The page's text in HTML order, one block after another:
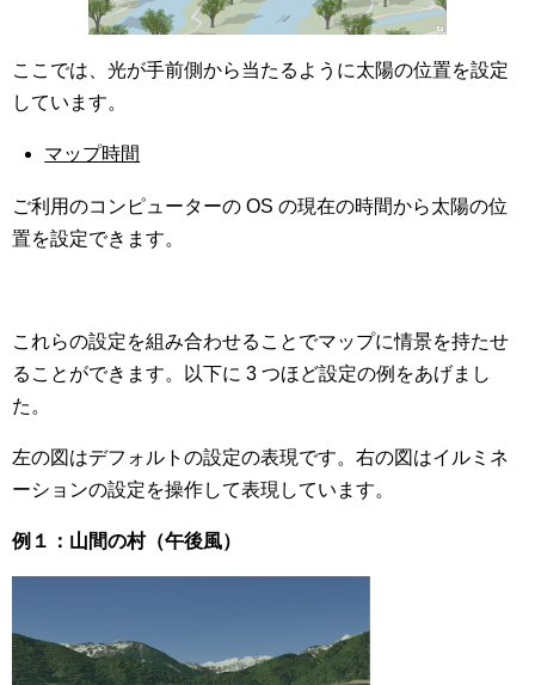
ここでは、光が手前側から当たるように太陽の位置を設定
しています。
マップ時間
ご利用のコンピューターの OS の現在の時間から太陽の位
置を設定できます。
これらの設定を組み合わせることでマップに情景を持たせ
ることができます。以下に 3 つほど設定の例をあげまし
た。
左の図はデフォルトの設定の表現です。右の図はイルミネ
ーションの設定を操作して表現しています。
例１：山間の村（午後風）